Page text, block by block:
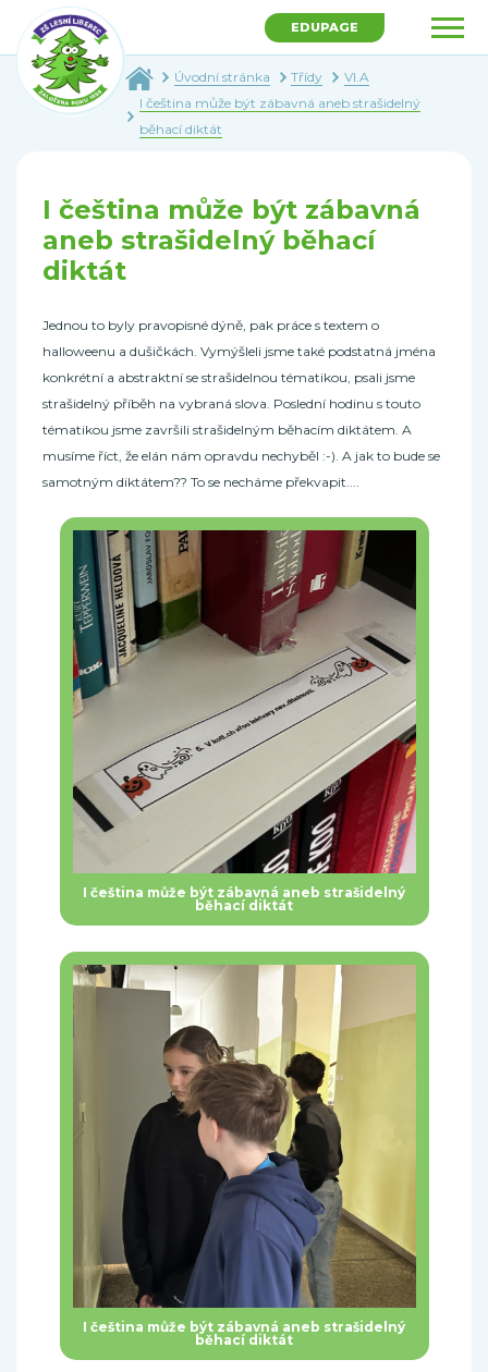
EDUPAGE
Úvodní stránka Třídy
VI.A
I čeština může být zábavná aneb strašidelný
běhací diktát
I čeština může být zábavná
aneb strašidelný běhací
diktát
Jednou to byly pravopisné dýně, pak práce s textem o
halloweenu a dušičkách. Vymýšleli jsme také podstatná jména
konkrétní a abstraktní se strašidelnou tématikou, psali jsme
strašidelný příběh na vybraná slova. Poslední hodinu s touto
tématikou jsme završili strašidelným běhacím diktátem. A
musíme říct, že elán nám opravdu nechyběl :-). A jak to bude se
samotným diktátem?? To se necháme překvapit....
I čeština může být zábavná aneb strašidelný
běhací diktát
I čeština může být zábavná aneb strašidelný
běhací diktát